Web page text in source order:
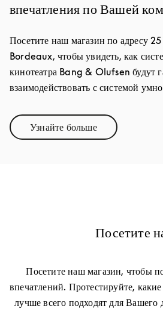
впечатления по Вашей
Посетите наш магазин по адресу
Bordeaux, чтобы увидеть, как
кинотеатра Bang & Olufsen будут
взаимодействовать с системой
Узнайте большеLink Opens in New Tab
Посетите
Посетите наш магазин, чтобы
впечатлений. Протестируйте,
лучше всего подходят для